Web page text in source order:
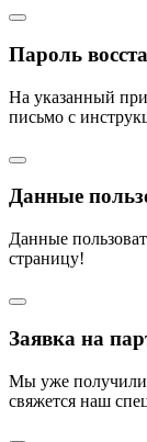
Пароль
На указанный
письмо с
Данные
Данные
страницу!
Заявка на
Мы уже получили
свяжется наш